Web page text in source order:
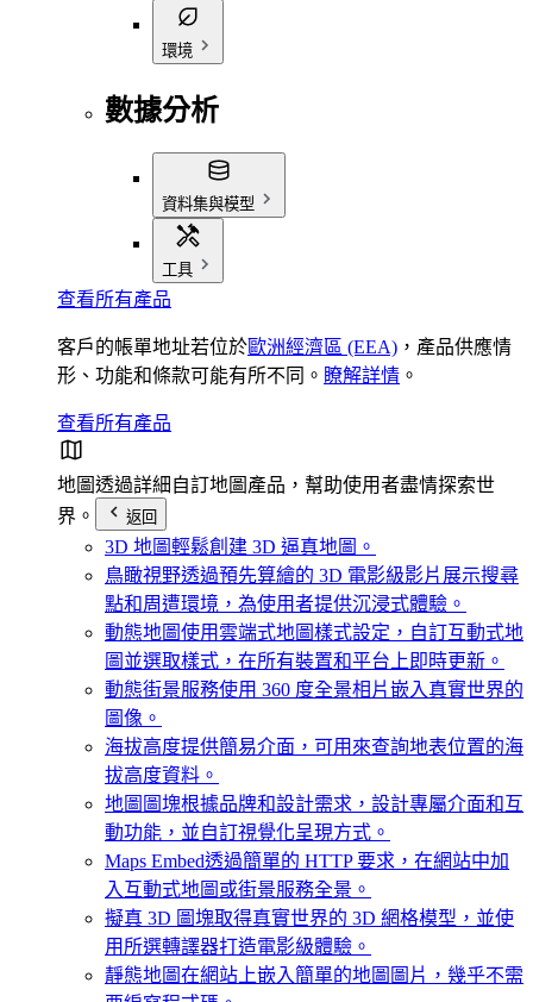
環境
數據分析
資料集與模型
工具
查看所有產品
客戶的帳單地址若位於歐洲經濟區 (EEA) ，產品供應情
形、功能和條款可能有所不同。 瞭解詳情 。
查看所有產品
地圖透過詳細自訂地圖產品，幫助使用者盡情探索世
界。
返回
3D 地圖輕鬆創建 3D 逼真地圖。
鳥瞰視野透過預先算繪的 3D 電影級影片展示搜尋
點和周遭環境，為使用者提供沉浸式體驗。
動態地圖使用雲端式地圖樣式設定，自訂互動式地
圖並選取樣式，在所有裝置和平台上即時更新。
動態街景服務使用 360 度全景相片嵌入真實世界的
圖像。
海拔高度提供簡易介面，可用來查詢地表位置的海
拔高度資料。
地圖圖塊根據品牌和設計需求，設計專屬介面和互
動功能，並自訂視覺化呈現方式。
Maps Embed透過簡單的 HTTP 要求，在網站中加
入互動式地圖或街景服務全景。
擬真 3D 圖塊取得真實世界的 3D 網格模型，並使
用所選轉譯器打造電影級體驗。
靜態地圖在網站上嵌入簡單的地圖圖片，幾乎不需